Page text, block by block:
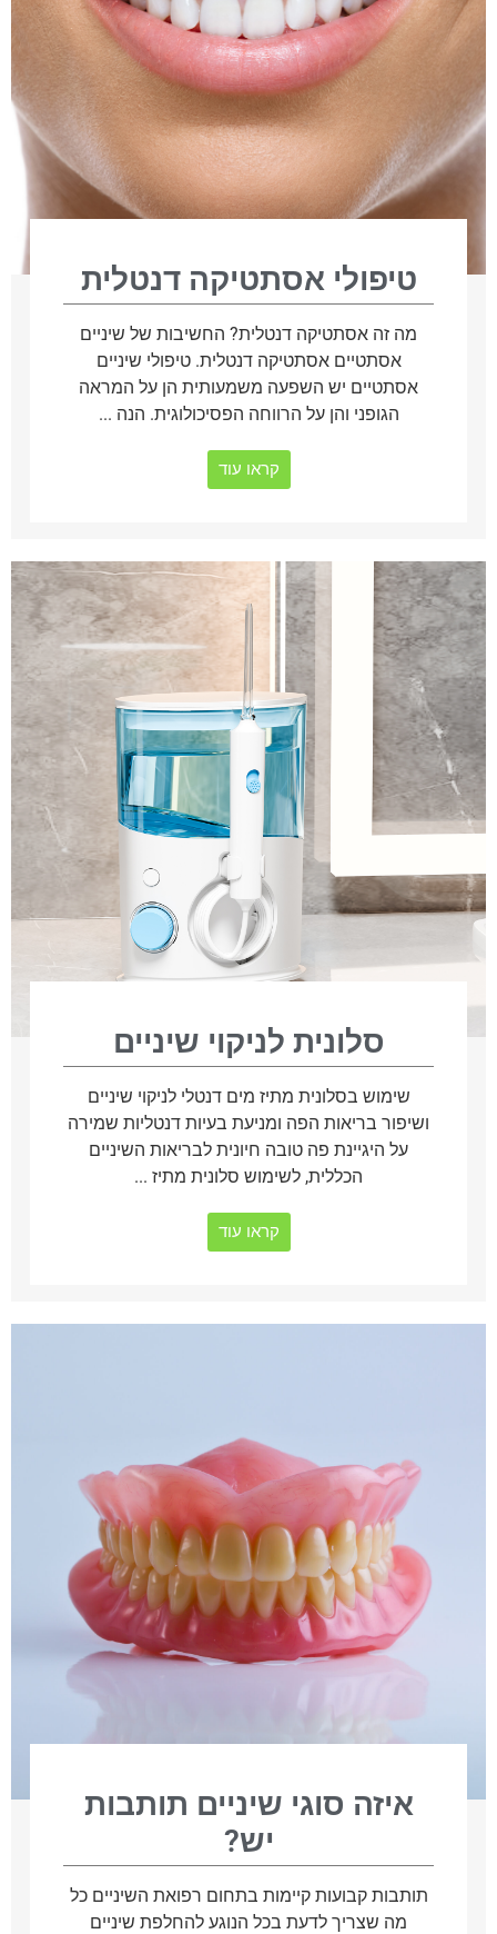
טיפולי אסתטיקה דנטלית
מה זה אסתטיקה דנטלית? החשיבות של שיניים
אסתטיים אסתטיקה דנטלית. טיפולי שיניים
אסתטיים יש השפעה משמעותית הן על המראה
הגופני והן על הרווחה הפסיכולוגית. הנה ...
קראו עוד
סלונית לניקוי שיניים
שימוש בסלונית מתיז מים דנטלי לניקוי שיניים
ושיפור בריאות הפה ומניעת בעיות דנטליות שמירה
על היגיינת פה טובה חיונית לבריאות השיניים
הכללית, לשימוש סלונית מתיז ...
קראו עוד
איזה סוגי שיניים תותבות
יש?
תותבות קבועות קיימות בתחום רפואת השיניים כל
מה שצריך לדעת בכל הנוגע להחלפת שיניים